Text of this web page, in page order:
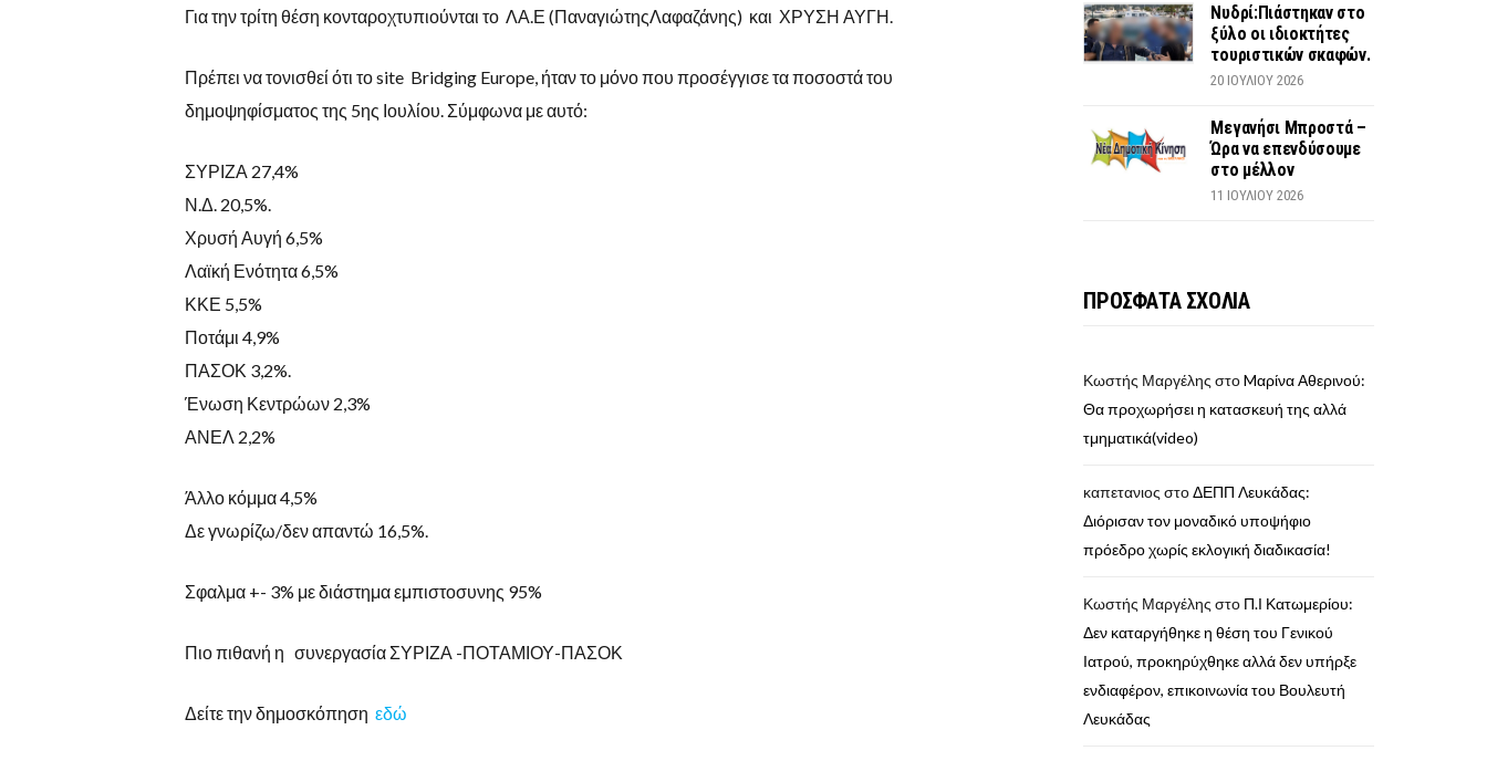
Για την τρίτη θέση κονταροχτυπιούνται το ΛΑ.Ε (ΠαναγιώτηςΛαφαζάνης) και ΧΡΥΣΗ ΑΥΓΗ.
Πρέπει να τονισθεί ότι το site Bridging Europe, ήταν το μόνο που προσέγγισε τα ποσοστά του
δημοψηφίσματος της 5ης Ιουλίου. Σύμφωνα με αυτό:
ΣΥΡΙΖΑ 27,4%
Ν.Δ. 20,5%.
Χρυσή Αυγή 6,5%
Λαϊκή Ενότητα 6,5%
ΚΚΕ 5,5%
Ποτάμι 4,9%
ΠΑΣΟΚ 3,2%.
Ένωση Κεντρώων 2,3%
ΑΝΕΛ 2,2%
Άλλο κόμμα 4,5%
Δε γνωρίζω/δεν απαντώ 16,5%.
Σφαλμα +- 3% με διάστημα εμπιστοσυνης 95%
Πιο πιθανή η συνεργασία ΣΥΡΙΖΑ -ΠΟΤΑΜΙΟΥ-ΠΑΣΟΚ
Δείτε την δημοσκόπηση εδώ
Νυδρί:Πιάστηκαν στο
ξύλο οι ιδιοκτήτες
τουριστικών σκαφών.
20 ΙΟΥΛΊΟΥ 2026
Μεγανήσι Μπροστά –
Ώρα να επενδύσουμε
στο μέλλον
11 ΙΟΥΛΊΟΥ 2026
ΠΡΟΣΦΑΤΑ ΣΧΟΛΙΑ
Κωστής Μαργέλης στοMαρίνα Αθερινού:
Θα προχωρήσει η κατασκευή της αλλά
τμηματικά(video)
καπετανιος στοΔΕΠΠ Λευκάδας:
Διόρισαν τον μοναδικό υποψήφιο
πρόεδρο χωρίς εκλογική διαδικασία!
Κωστής Μαργέλης στο Π.Ι Κατωμερίου:
Δεν καταργήθηκε η θέση του Γενικού
Ιατρού, προκηρύχθηκε αλλά δεν υπήρξε
ενδιαφέρον, επικοινωνία του Βουλευτή
Λευκάδας